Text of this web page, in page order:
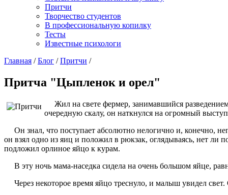
Притчи
Творчество студентов
В профессиональную копилку
Тесты
Известные психологи
Главная /Блог /Притчи /
Притча "Цыпленок и орел"
Жил на свете фермер, занимавшийся
очередную скалу, он наткнулся на огромный
Он знал, что поступает абсолютно нелогично и, конечно,
он взял одно из яиц и положил в рюкзак, оглядываясь, нет
подложил орлиное яйцо к курам.
В эту ночь мама-наседка сидела на очень большом яйце,
Через некоторое время яйцо треснуло, и малыш увидел